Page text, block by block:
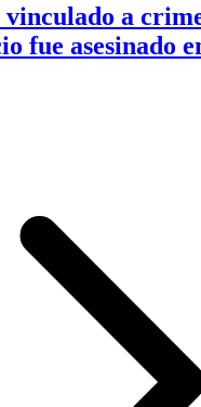
a
fue asesinado